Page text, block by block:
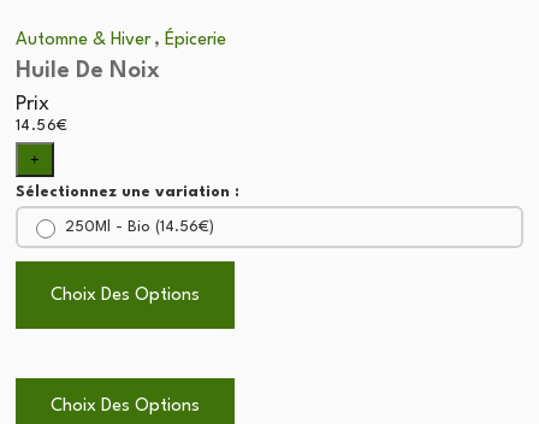
Automne & Hiver , Épicerie
Huile De Noix
Prix
14.56€
+
Sélectionnez une variation :
250Ml - Bio (14.56€)
Choix Des Options
Choix Des Options